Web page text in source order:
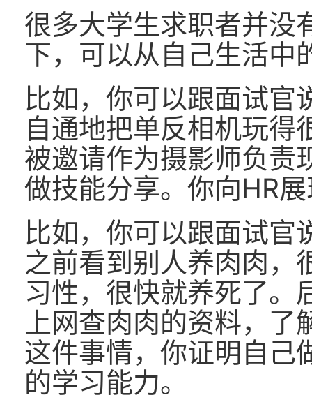
很多大学生求职者并没
下，可以从自己生活中
比如，你可以跟面试官
自通地把单反相机玩得
被邀请作为摄影师负责
做技能分享。你向HR
比如，你可以跟面试官
之前看到别人养肉肉，
习性，很快就养死了。
上网查肉肉的资料，
这件事情，你证明自己
的学习能力。